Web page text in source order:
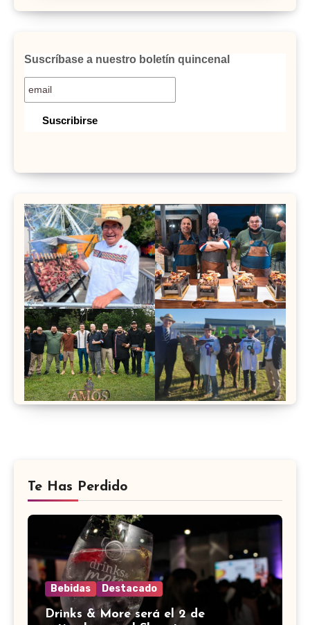
Suscríbase a nuestro boletín quincenal
Te Has Perdido
Bebidas Destacado
Drinks & More será el 2 de